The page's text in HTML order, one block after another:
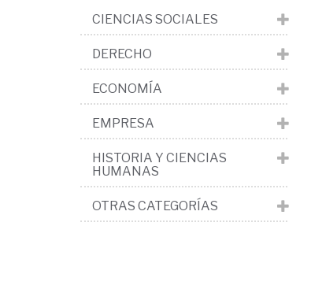
CIENCIAS SOCIALES
DERECHO
ECONOMÍA
EMPRESA
HISTORIA Y CIENCIAS
HUMANAS
OTRAS CATEGORÍAS